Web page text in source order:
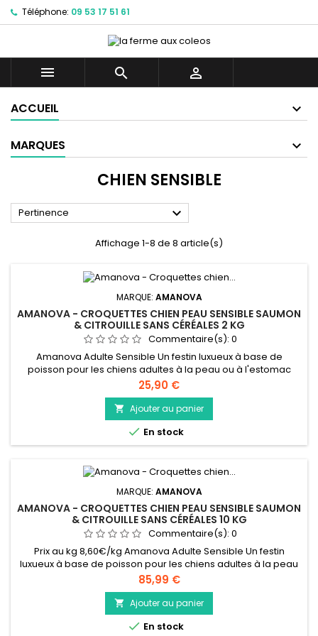
Téléphone: 09 53 17 51 61
  
ACCUEIL
MARQUES
CHIEN SENSIBLE
Pertinence 
Affichage 1-8 de 8 article(s)
MARQUE: AMANOVA
AMANOVA - CROQUETTES CHIEN PEAU SENSIBLE SAUMON
& CITROUILLE SANS CÉRÉALES 2 KG
Commentaire(s): 0
Amanova Adulte Sensible Un festin luxueux à base de
poisson pour les chiens adultes à la peau ou à l'estomac
sensibles, cette nourriture pour chiens de qualité supérieure
est hypoallergénique, sans céréales et composée
uniquement du saumon le plus frais et le plus savoureux.
Créée dans notre propre cuisine, cette recette
délicieusement nutritive et 100 %...
Prix
25,90 €
 Ajouter au panier
 En stock
MARQUE: AMANOVA
AMANOVA - CROQUETTES CHIEN PEAU SENSIBLE SAUMON
& CITROUILLE SANS CÉRÉALES 10 KG
Commentaire(s): 0
Prix au kg 8,60€/kg Amanova Adulte Sensible Un festin
luxueux à base de poisson pour les chiens adultes à la peau
ou à l'estomac sensibles, cette nourriture pour chiens de
qualité supérieure est hypoallergénique, sans céréales et
composée uniquement du saumon le plus frais et le plus
savoureux. Créée dans notre propre cuisine, cette recette
délicieusement...
Prix
85,99 €
 Ajouter au panier
 En stock